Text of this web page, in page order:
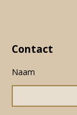
Contact
Naam